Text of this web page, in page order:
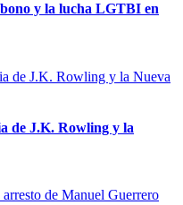
y la lucha LGTBI en
de J.K. Rowling y la